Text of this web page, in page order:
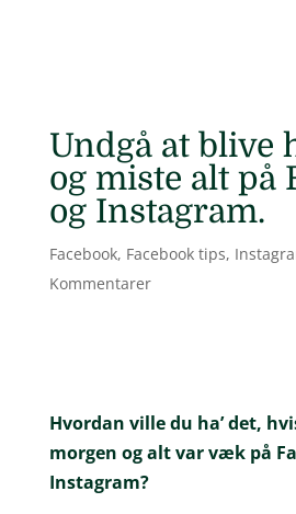
Undgå at blive
og miste alt på
og Instagram.
Facebook, Facebook tips,
Kommentarer
Hvordan ville du ha’ det,
morgen og alt var væk på
Instagram?